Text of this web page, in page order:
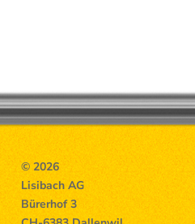
© 2026
Lisibach AG
Bürerhof 3